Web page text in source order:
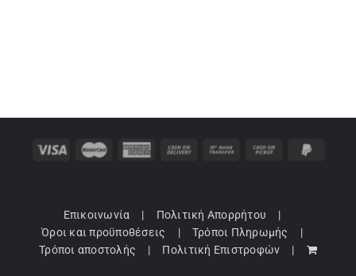
Επικοινωνία
Πολιτική Απορρήτου
Όροι και προϋποθέσεις
Τρόποι Πληρωμής
Τρόποι αποστολής
Πολιτική Επιστροφών